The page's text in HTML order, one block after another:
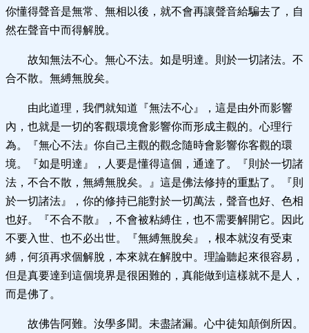
你懂得聲音是無常、無相以後，就不會再讓聲音給騙去了，自
然在聲音中而得解脫。
故知無法不心。無心不法。如是明達。則於一切諸法。不
合不散。無縛無脫矣。
由此道理，我們就知道『無法不心』，這是由外而影響
內，也就是一切的客觀環境會影響你而形成主觀的。心理行
為。『無心不法』你自己主觀的觀念隨時會影響你客觀的環
境。『如是明達』，人要是懂得這個，通達了。『則於一切諸
法，不合不散，無縛無脫矣。』這是佛法修持的重點了。『則
於一切諸法』，你的修持已能對於一切萬法，聲音也好、色相
也好。『不合不散』，不會被粘縛住，也不需要解開它。因此
不要入世、也不必出世。『無縛無脫矣』，根本就沒有受束
縛，何須再求個解脫，本來就在解脫中。理論聽起來很容易，
但是真要達到這個境界是很困難的，真能做到這樣就不是人，
而是佛了。
故佛告阿難。汝學多聞。未盡諸漏。心中徒知顛倒所因。